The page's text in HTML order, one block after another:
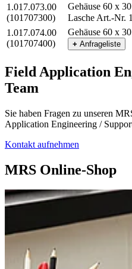
1.017.073.00
(101707300)
Gehäuse 60 x
Lasche Art.-Nr.
1.017.074.00
(101707400)
Gehäuse 60 x
+ Anfrageliste
Field Application
Team
Sie haben Fragen zu unseren
Application Engineering /
Kontakt aufnehmen
MRS Online-Shop